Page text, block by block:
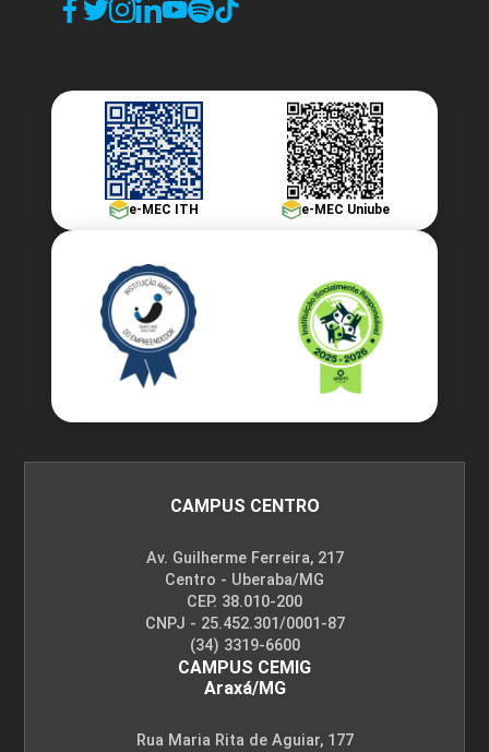
e-MEC ITH e-MEC Uniube
CAMPUS CENTRO
Av. Guilherme Ferreira, 217
Centro - Uberaba/MG
CEP. 38.010-200
CNPJ - 25.452.301/0001-87
(34) 3319-6600
CAMPUS CEMIG
Araxá/MG
Rua Maria Rita de Aguiar, 177